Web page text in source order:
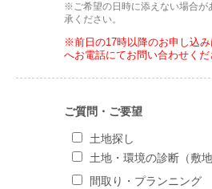
※ご希望の日時に添えない場合が
承ください。
※前日の17時以降のお申し込
へお電話にてお問い合わせくだ
ご質問・ご要望
土地探し
土地・環境の診断（敷地
間取り・プランニング